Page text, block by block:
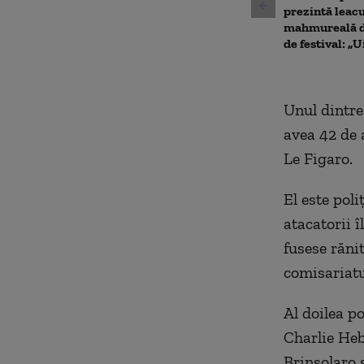
prezintă
mahmureală
de festival:
Unul
avea 42
Le Figaro.
El este
atacatorii
fusese
Al doilea
Charlie